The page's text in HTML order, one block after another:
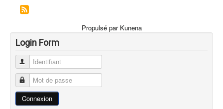
Propulsé par Kunena
Login Form
Identifiant
Mot de passe
Connexion